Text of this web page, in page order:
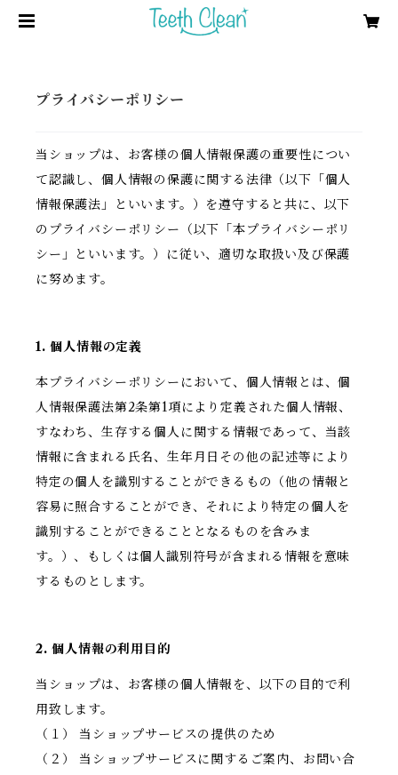
プライバシーポリシー
当ショップは、お客様の個人情報保護の重要性につい
て認識し、個人情報の保護に関する法律（以下「個人
情報保護法」といいます。）を遵守すると共に、以下
のプライバシーポリシー（以下「本プライバシーポリ
シー」といいます。）に従い、適切な取扱い及び保護
に努めます。
1. 個人情報の定義
本プライバシーポリシーにおいて、個人情報とは、個
人情報保護法第2条第1項により定義された個人情報、
すなわち、生存する個人に関する情報であって、当該
情報に含まれる氏名、生年月日その他の記述等により
特定の個人を識別することができるもの（他の情報と
容易に照合することができ、それにより特定の個人を
識別することができることとなるものを含みま
す。）、もしくは個人識別符号が含まれる情報を意味
するものとします。
2. 個人情報の利用目的
当ショップは、お客様の個人情報を、以下の目的で利
用致します。
（１） 当ショップサービスの提供のため
（２） 当ショップサービスに関するご案内、お問い合